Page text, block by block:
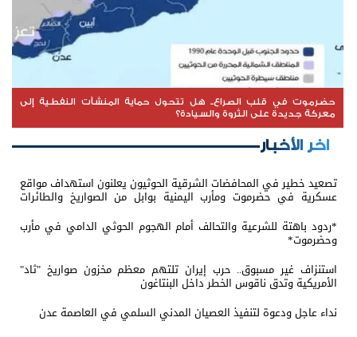
حضرموت في قلب الصراع.. هل تتحول حماية المنشآت النفطية إلى
معركة جديدة على الثروة والسيادة؟
اخر الأخبار
تصعيد خطير في المحافضات الشرقية الحوثيون يعلنون استهداف مواقع
عسكرية في حضرموت ومأرب اليمنية بوابل من الصواريخ والطائرات
*ردود باهتة للشرعية والتحالف أمام الهجوم الحوثي الدامي في مأرب
وحضرموت*
استنزاف غير مسبوق.. حرب إيران تلتهم معظم مخزون صواريخ "ثاد"
الأمريكية وتدق ناقوس الخطر داخل البنتاغون
نداء عاجل ودعوة لتنفيذ العصيان المدني السلمي في العاصمة عدن